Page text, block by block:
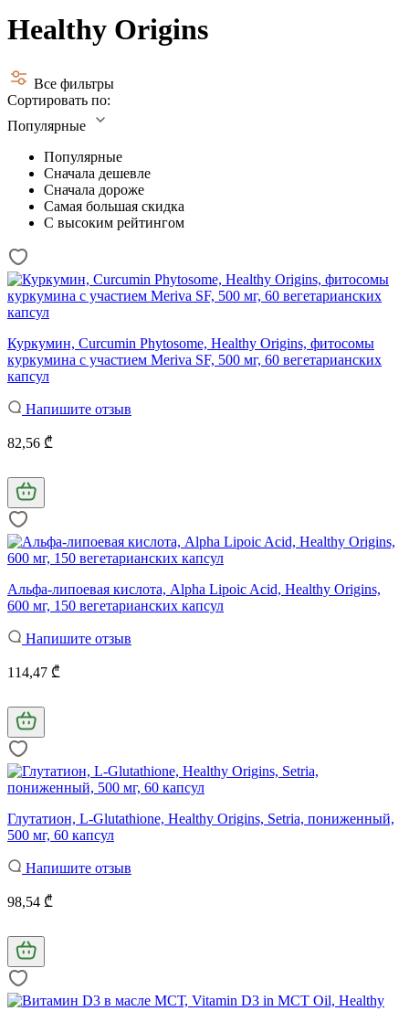
Healthy Origins
Все фильтры
Сортировать по:
Популярные
Популярные
Сначала дешевле
Сначала дороже
Самая большая скидка
С высоким рейтингом
Куркумин, Curcumin Phytosome, Healthy Origins, фитосомы
куркумина с участием Meriva SF, 500 мг, 60 вегетарианских
капсул
Напишите отзыв
82,56 ₾
Альфа-липоевая кислота, Alpha Lipoic Acid, Healthy Origins,
600 мг, 150 вегетарианских капсул
Напишите отзыв
114,47 ₾
Глутатион, L-Glutathione, Healthy Origins, Setria, пониженный,
500 мг, 60 капсул
Напишите отзыв
98,54 ₾